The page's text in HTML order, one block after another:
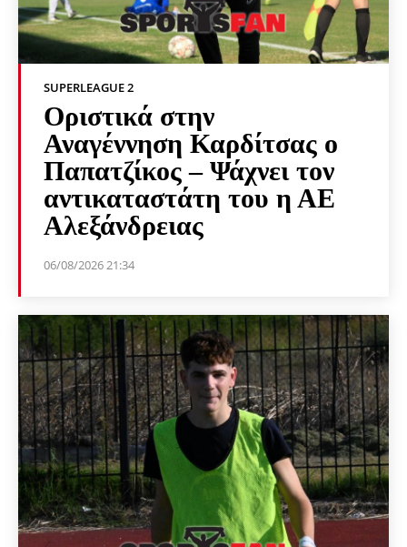
SUPERLEAGUE 2
Οριστικά στην
Αναγέννηση Καρδίτσας ο
Παπατζίκος – Ψάχνει τον
αντικαταστάτη του η ΑΕ
Αλεξάνδρειας
06/08/2026 21:34